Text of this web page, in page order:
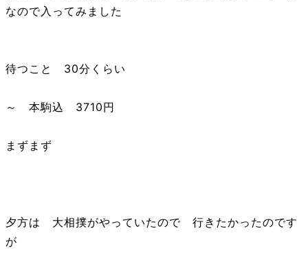
なので入ってみました
待つこと 30分くらい
～ 本駒込 3710円
まずまず
夕方は 大相撲がやっていたので 行きたかったのです
が